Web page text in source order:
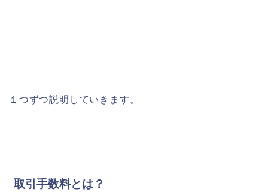
１つずつ説明していきます。
取引手数料とは？